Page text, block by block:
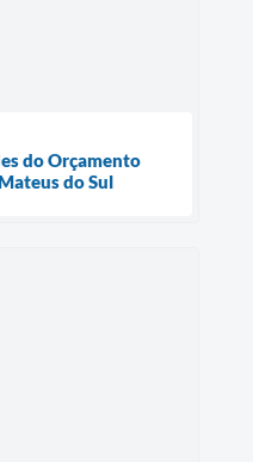
do Orçamento
do Sul